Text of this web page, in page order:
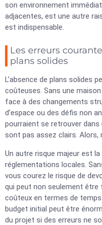
son environnement
adjacentes, est une autre
est indispensable.
Les erreurs
plans solides
L’absence de plans solides
coûteuses. Sans une
face à des changements
d’espace ou des défis non
pourraient se retrouver
sont pas assez clairs. Alors,
Un autre risque majeur est
réglementations locales.
vous courez le risque de
qui peut non seulement
coûteux en termes de temps
budget initial peut être
du projet si des erreurs ne